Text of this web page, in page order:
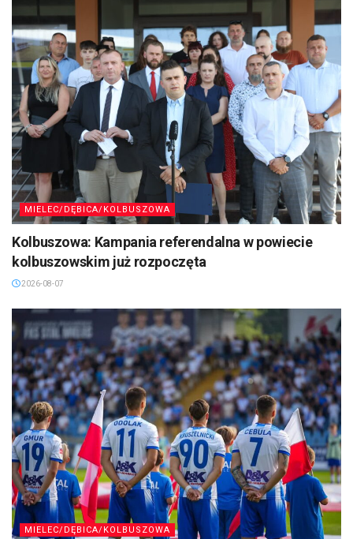
MIELEC/DĘBICA/KOLBUSZOWA
Kolbuszowa: Kampania referendalna w powiecie
kolbuszowskim już rozpoczęta
2026-08-07
MIELEC/DĘBICA/KOLBUSZOWA